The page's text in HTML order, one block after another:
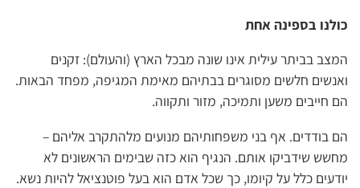
כולנו בספינה אחת
המצב בביתר עילית אינו שונה מבכל הארץ (והעולם): זקנים
ואנשים חלשים מסוגרים בבתיהם מאימת המגיפה, מפחד הבאות.
הם חייבים משען ותמיכה, מזור ותקווה.
הם בודדים. אף בני משפחותיהם מנועים מלהתקרב אליהם –
מחשש שידביקו אותם. הנגיף הוא כזה שבימים הראשונים לא
יודעים כלל על קיומו, כך שכל אדם הוא בעל פוטנציאל להיות נשא.